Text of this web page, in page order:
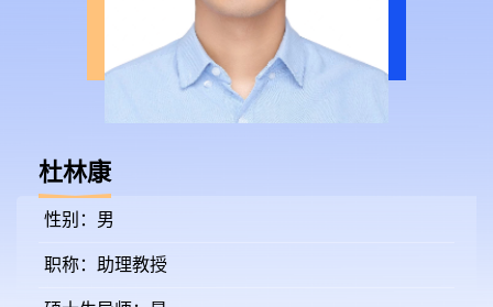
杜林康
性别：男
职称：助理教授